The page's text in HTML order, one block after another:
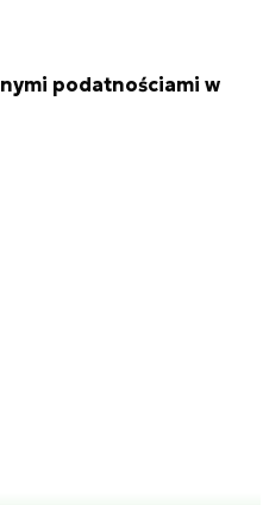
podatnościami w